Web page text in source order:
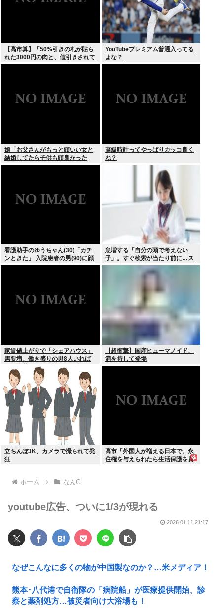
【高市算】「50%引きの札が貼ら
れた3000円の肉と、値引きされて
いない1000円の肉では安いのはど
YouTubeプレミアム普通入ってる
よな？
娘「お父さんがもっと頭いい女と
結婚してたら子供も頭良かった
よ。頭悪いクソ女と結婚してごめ
高級時計ってやっぱりカッコ良く
ね？
看護助手のゆうちゃん(30)「カチ
ンときた」 入院患者の男(90)に顔
面パンチを叩き込む 逮捕
急増する「自分の頭で考えない
子」。すぐ検索が当たり前に…ス
マホ時代の”親切すぎる教育”が奪
家賃値上がりで「シェアハウス」
需要増。働き盛りの男8人いれば
一軒家暮らしも余裕で毎日楽しい
【超衝撃】国産ヒューマノイド、
満を持して登場
立ちんぼJK、カメラで撮られて発
狂
高市「外国人が増える日本で、永
住権を与えられたら生活保護を貰
ホーム なんG
youtube広告、ついに1/3が現れる
2026.01.11 21:17
なぜこんなに多くの物が中国製なのか？…米メディア！
熊本･八代港で自衛隊の「病院船」が医療提供開始、診
察と薬剤処方…被災者向け大浴場も！